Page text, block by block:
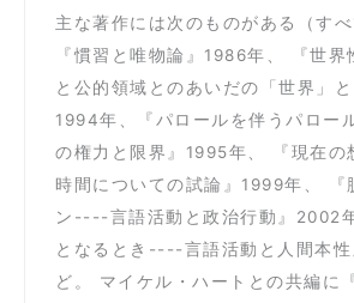
主な著作には次のものがある（すべ
『慣習と唯物論』1986年、 『世
と公的領域とのあいだの「世界」と
1994年、『パロールを伴うパロー
の権力と限界』1995年、 『現在
時間についての試論』1999年、 『
ン----言語活動と政治行動』2002
となるとき----言語活動と人間本
ど。 マイケル・ハートとの共編に